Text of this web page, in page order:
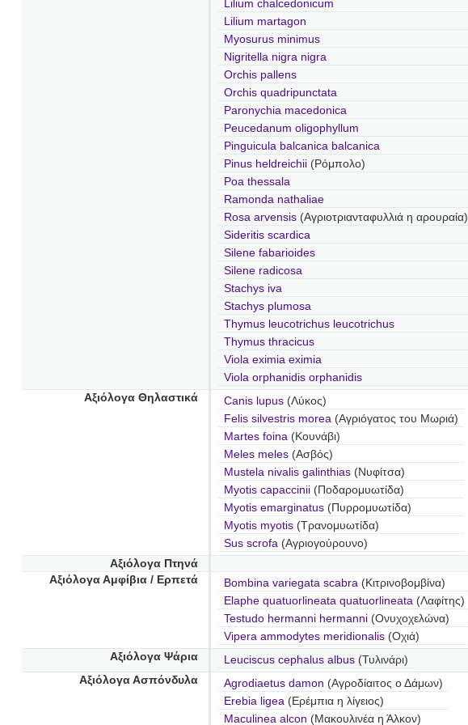
Lilium chalcedonicum
Lilium martagon
Myosurus minimus
Nigritella nigra nigra
Orchis pallens
Orchis quadripunctata
Paronychia macedonica
Peucedanum oligophyllum
Pinguicula balcanica balcanica
Pinus heldreichii (Ρόμπολο)
Poa thessala
Ramonda nathaliae
Rosa arvensis (Αγριοτριανταφυλλιά η αρουραία)
Sideritis scardica
Silene fabarioides
Silene radicosa
Stachys iva
Stachys plumosa
Thymus leucotrichus leucotrichus
Thymus thracicus
Viola eximia eximia
Viola orphanidis orphanidis
Αξιόλογα Θηλαστικά
Canis lupus (Λύκος)
Felis silvestris morea(Αγριόγατος του Μωριά)
Martes foina (Κουνάβι)
Meles meles (Ασβός)
Mustela nivalis galinthias(Νυφίτσα)
Myotis capaccinii (Ποδαρομυωτίδα)
Myotis emarginatus (Πυρρομυωτίδα)
Myotis myotis (Τρανομυωτίδα)
Sus scrofa (Αγριογούρουνο)
Αξιόλογα Πτηνά
Αξιόλογα Αμφίβια / Ερπετά
Bombina variegata scabra(Κιτρινοβομβίνα)
Elaphe quatuorlineata quatuorlineata(Λαφίτης)
Testudo hermanni hermanni(Ονυχοχελώνα)
Vipera ammodytes meridionalis(Οχιά)
Αξιόλογα Ψάρια
Leuciscus cephalus albus(Τυλινάρι)
Αξιόλογα Ασπόνδυλα
Agrodiaetus damon (Αγροδίαιτος ο Δάμων)
Erebia ligea (Ερέμπια η λίγειος)
Maculinea alcon (Μακουλινέα η Άλκον)